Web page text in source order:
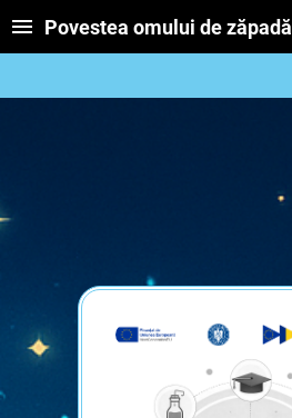
Povestea omului de zăpadă